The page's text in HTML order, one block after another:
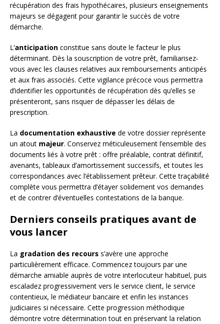
récupération des frais hypothécaires, plusieurs enseignements
majeurs se dégagent pour garantir le succès de votre
démarche.
L’anticipation constitue sans doute le facteur le plus
déterminant. Dès la souscription de votre prêt, familiarisez-
vous avec les clauses relatives aux remboursements anticipés
et aux frais associés. Cette vigilance précoce vous permettra
d’identifier les opportunités de récupération dès qu’elles se
présenteront, sans risquer de dépasser les délais de
prescription.
La documentation exhaustive de votre dossier représente
un atout majeur. Conservez méticuleusement l’ensemble des
documents liés à votre prêt : offre préalable, contrat définitif,
avenants, tableaux d’amortissement successifs, et toutes les
correspondances avec l’établissement prêteur. Cette traçabilité
complète vous permettra d’étayer solidement vos demandes
et de contrer d’éventuelles contestations de la banque.
Derniers conseils pratiques avant de
vous lancer
La gradation des recours s’avère une approche
particulièrement efficace. Commencez toujours par une
démarche amiable auprès de votre interlocuteur habituel, puis
escaladez progressivement vers le service client, le service
contentieux, le médiateur bancaire et enfin les instances
judiciaires si nécessaire. Cette progression méthodique
démontre votre détermination tout en préservant la relation